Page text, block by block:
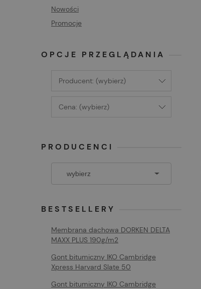
Nowości
Promocje
OPCJE PRZEGLĄDANIA
Producent: (wybierz)
Cena: (wybierz)
PRODUCENCI
BESTSELLERY
Membrana dachowa DORKEN DELTA
MAXX PLUS 190g/m2
Gont bitumiczny IKO Cambridge
Xpress Harvard Slate 50
Gont bitumiczny IKO Cambridge